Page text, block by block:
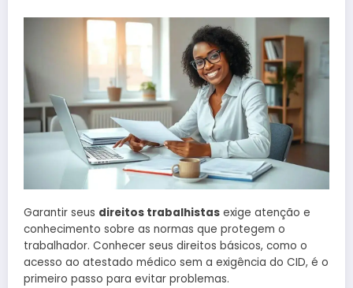
Garantir seus direitos trabalhistas exige atenção e
conhecimento sobre as normas que protegem o
trabalhador. Conhecer seus direitos básicos, como o
acesso ao atestado médico sem a exigência do CID, é o
primeiro passo para evitar problemas.